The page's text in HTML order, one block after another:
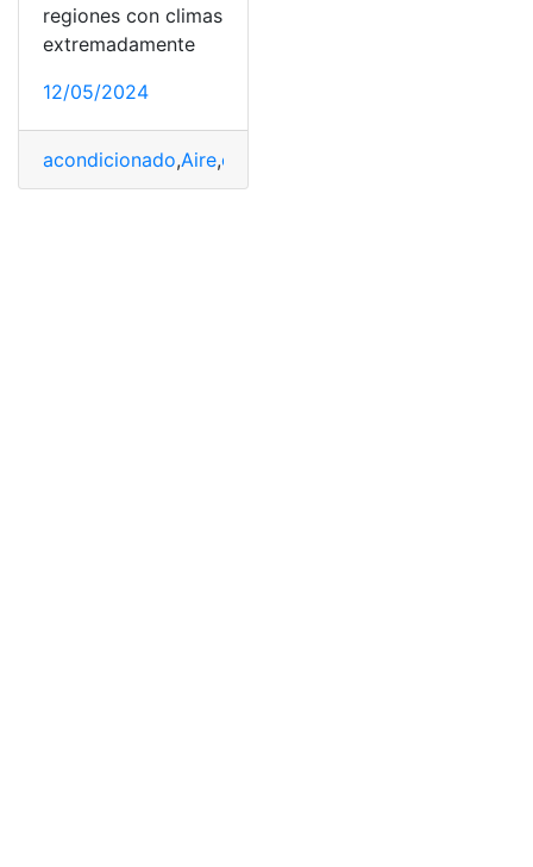
regiones con climas
extremadamente
12/05/2024
acondicionado,Aire,calor